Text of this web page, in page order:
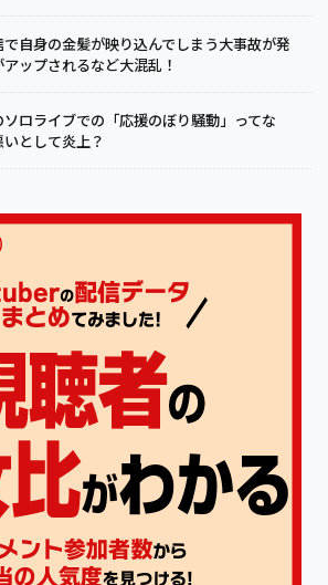
で自身の金髪が映り込んでしまう大事故が発
ップされるなど大混乱！
ソロライブでの「応援のぼり騒動」ってな
として炎上？